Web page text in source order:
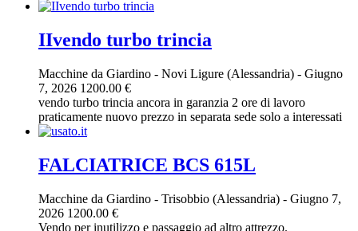
IIvendo turbo trincia
Macchine da Giardino - Novi Ligure (Alessandria) - Giugno
7, 2026 1200.00 €
vendo turbo trincia ancora in garanzia 2 ore di lavoro
praticamente nuovo prezzo in separata sede solo a interessati
FALCIATRICE BCS 615L
Macchine da Giardino - Trisobbio (Alessandria) - Giugno 7,
2026 1200.00 €
Vendo per inutilizzo e passaggio ad altro attrezzo.